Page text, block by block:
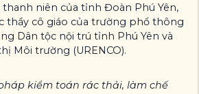
thanh niên của tỉnh Đoàn Phú Yên,
thầy cô giáo của trường phổ thông
Dân tộc nội trú tỉnh Phú Yên và
Môi trường (URENCO).
kiểm toán rác thải, làm chế